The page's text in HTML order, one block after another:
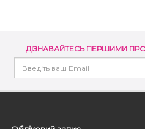
ДІЗНАВАЙТЕСЬ ПЕРШИМИ